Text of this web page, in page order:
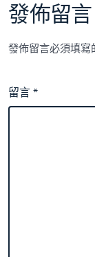
發佈留言
發佈留言必須填寫
留言*